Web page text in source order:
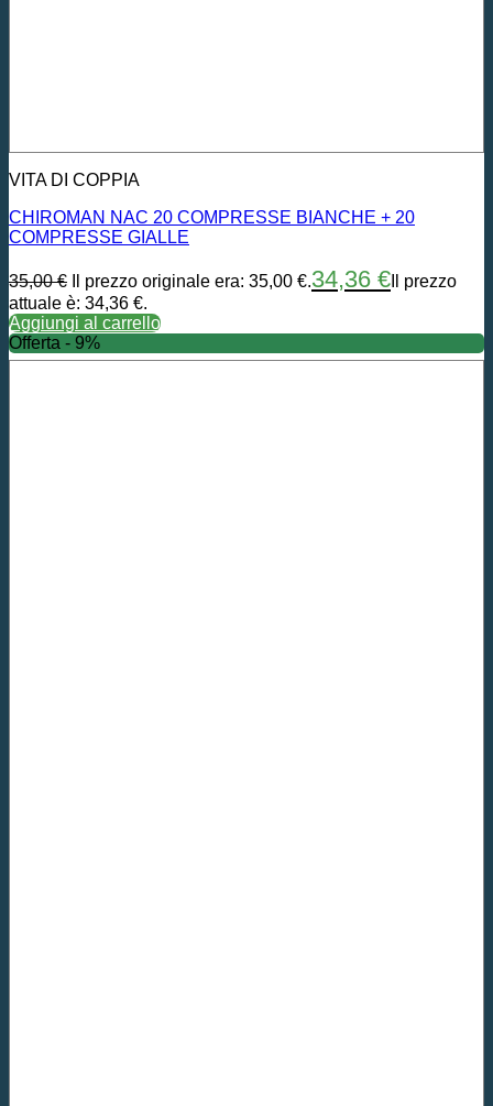
VITA DI COPPIA
CHIROMAN NAC 20 COMPRESSE BIANCHE + 20
COMPRESSE GIALLE
35,00€ Il prezzo originale era: 35,00 €.34,36 € Il prezzo
attuale è: 34,36 €.
Aggiungi al carrello
Offerta - 9%